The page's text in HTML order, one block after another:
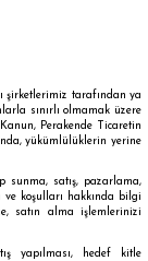
şirketlerimiz tarafından ya
sınırlı olmamak üzere
Perakende Ticaretin
yükümlülüklerin yerine
sunma, satış, pazarlama,
koşulları hakkında bilgi
satın alma işlemlerinizi
yapılması, hedef kitle